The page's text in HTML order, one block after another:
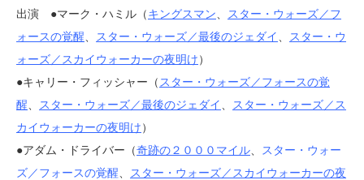
出演 ●マーク・ハミル（キングスマン
スター・ウォーズ／フ
ォースの覚醒
スター・ウォーズ／最後のジェダイ
スター・ウ
ォーズ／スカイウォーカーの夜明け）
●キャリー・フィッシャー（ スター・ウォーズ／フォースの覚
醒
スター・ウォーズ／最後のジェダイ
スター・ウォーズ／ス
カイウォーカーの夜明け）
●アダム・ドライバー（奇跡の２０００マイル
スター・ウォー
ズ／フォースの覚醒
スター・ウォーズ／スカイウォーカーの夜